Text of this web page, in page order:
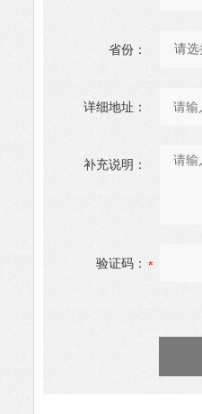
省份：
详细地址：
补充说明：
验证码：